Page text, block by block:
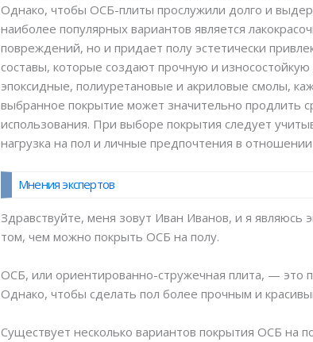
Однако, чтобы ОСБ-плиты прослужили долго и
наиболее популярных вариантов является
повреждений, но и придает полу эстетически
составы, которые создают прочную и
эпоксидные, полиуретановые и акриловые смолы,
выбранное покрытие может значительно продлить
использования. При выборе покрытия следует
нагрузка на пол и личные предпочтения в
Мнения экспертов
Здравствуйте, меня зовут Иван Иванов, и я являюсь
том, чем можно покрыть ОСБ на полу.
ОСБ, или ориентированно-стружечная плита, — это
Однако, чтобы сделать пол более прочным и
Существует несколько вариантов покрытия ОСБ на